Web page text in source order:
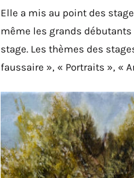
Elle a mis au point des
même les grands
stage. Les thèmes des
faussaire », « Portraits », «